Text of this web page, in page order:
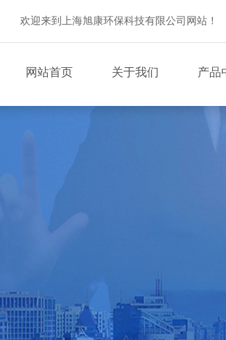
欢迎来到上海旭康环保科技有限公司网站！
网站首页 关于我们 产品